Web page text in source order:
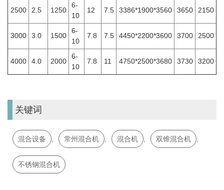
2500 2.5 1250
6-
10
12 7.5 3386*1900*3560 3650 2150
3000 3.0 1500
6-
10
7.8 7.5 4450*2200*3600 3700 2500
4000 4.0 2000
6-
10
7.8 11 4750*2500*3680 3730 3200
关键词
混合设备 常州混合机 混合机 双锥混合机
不锈钢混合机